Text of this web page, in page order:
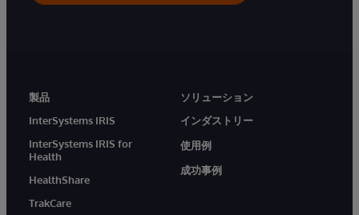
製品
InterSystems IRIS
InterSystems IRIS for
Health
HealthShare
TrakCare
ソリューション
インダストリー
使用例
成功事例